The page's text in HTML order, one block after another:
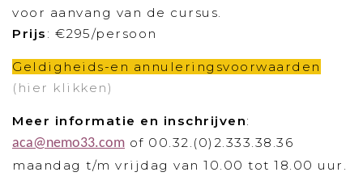
voor aanvang van de cursus.
Prijs : €295/persoon
Geldigheids-en annuleringsvoorwaarden
(hier klikken)
Meer informatie en inschrijven:
aca@nemo33.com of 00.32.(0)2.333.38.36
maandag t/m vrijdag van 10.00 tot 18.00 uur.